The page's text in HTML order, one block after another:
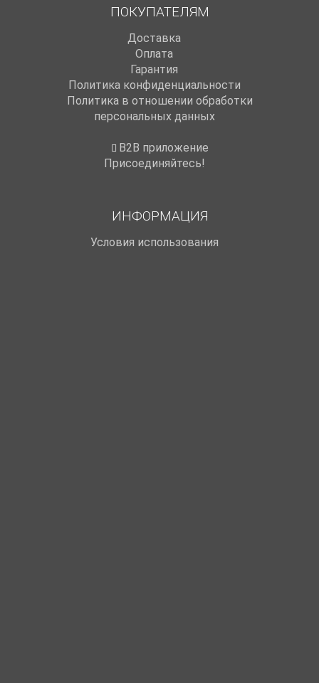
ПОКУПАТЕЛЯМ
Доставка
Оплата
Гарантия
Политика конфиденциальности
Политика в отношении обработки
персональных данных
B2B приложение
Присоединяйтесь!
ИНФОРМАЦИЯ
Условия использования